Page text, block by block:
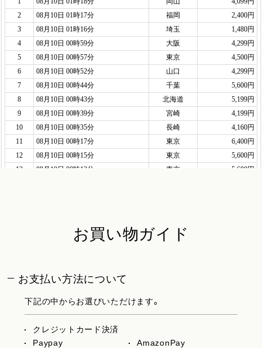
お買い物ガイド
お支払い方法について
下記の中からお選びいただけます。
クレジットカード決済
Paypay
AmazonPay